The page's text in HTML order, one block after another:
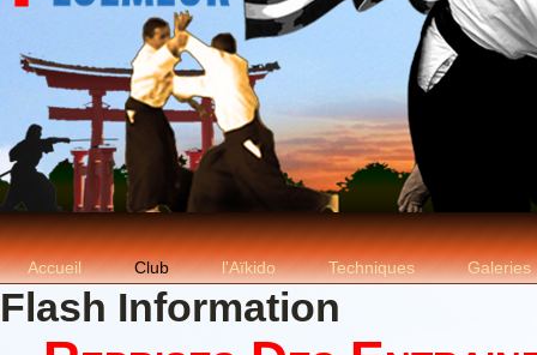
Accueil Club l'Aïkido Techniques Galeries
Flash Information